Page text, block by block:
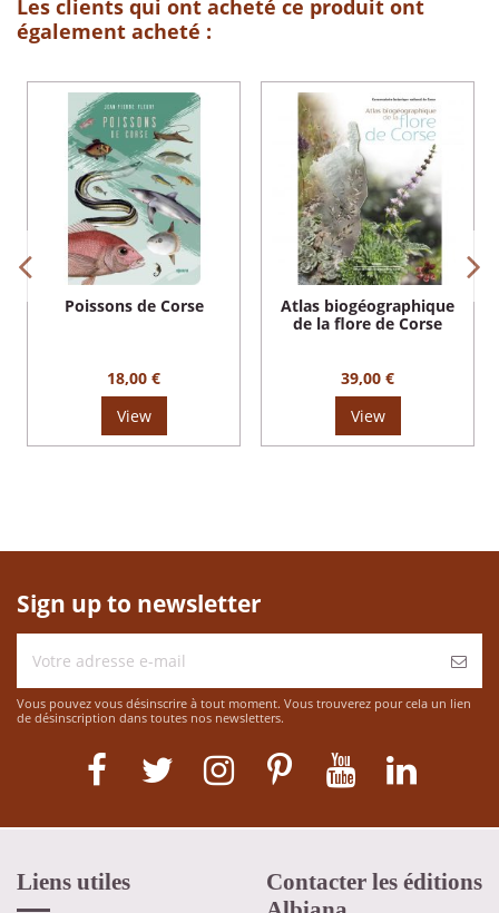
Les clients qui ont acheté ce produit ont
également acheté :
Poissons de Corse
18,00 €
View
Atlas biogéographique
de la flore de Corse
39,00 €
View
Sign up to newsletter
Vous pouvez vous désinscrire à tout moment. Vous trouverez pour cela un lien
de désinscription dans toutes nos newsletters.
Liens utiles
Contacter les éditions